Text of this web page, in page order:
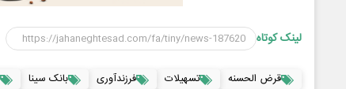
لینک کوتاه
قرض الحسنه تسهیلات فرزندآوری بانک سینا